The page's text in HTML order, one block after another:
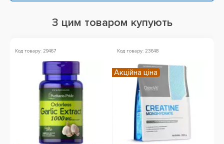
З цим товаром купують
Код товару: 29467 Код товару: 23648
Акційна ціна